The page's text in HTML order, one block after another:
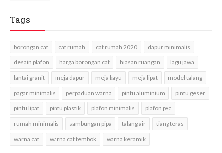
Tags
borongan cat cat rumah cat rumah 2020 dapur minimalis
desain plafon harga borongan cat hiasan ruangan lagu jawa
lantai granit meja dapur meja kayu meja lipat model talang
pagar minimalis perpaduan warna pintu aluminium pintu geser
pintu lipat pintu plastik plafon minimalis plafon pvc
rumah minimalis sambungan pipa talang air tiang teras
warna cat warna cat tembok warna keramik